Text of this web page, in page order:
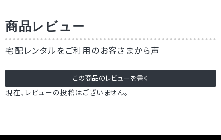
商品レビュー
宅配レンタルをご利用のお客さまから声
現在、レビューの投稿はございません。